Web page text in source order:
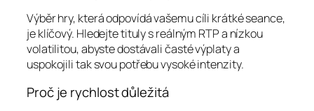
Výběr hry, která odpovídá vašemu cíli krátké seance,
je klíčový. Hledejte tituly s reálným RTP a nízkou
volatilitou, abyste dostávali časté výplaty a
uspokojili tak svou potřebu vysoké intenzity.
Proč je rychlost důležitá